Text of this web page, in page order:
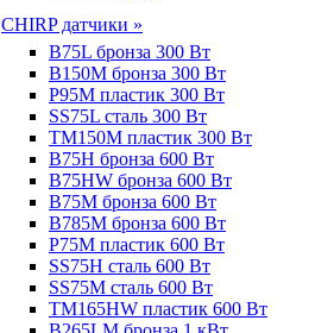
CHIRP датчики »
B75L бронза 300 Вт
B150M бронза 300 Вт
P95M пластик 300 Вт
SS75L сталь 300 Вт
TM150M пластик 300 Вт
B75H бронза 600 Вт
B75HW бронза 600 Вт
B75M бронза 600 Вт
B785M бронза 600 Вт
P75M пластик 600 Вт
SS75H сталь 600 Вт
SS75M сталь 600 Вт
TM165HW пластик 600 Вт